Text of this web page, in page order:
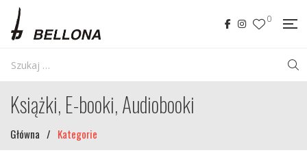
0
Książki, E-booki, Audiobooki
Główna / Kategorie